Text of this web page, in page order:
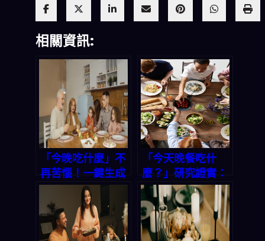
相關資訊:
「今晚吃什麼」不
再苦惱！一鍵生成
三餸一湯，讓你省
時省錢又吃好
「今天晚餐吃什
麼？」研究證實：
家庭共餐能降低青
少年風險，用對方
法每週多賺 3 小時
輕鬆備餐